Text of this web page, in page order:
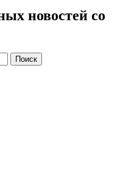
новостей со